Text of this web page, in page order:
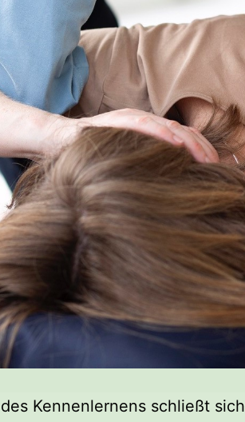
Kennenlernens schließt sich